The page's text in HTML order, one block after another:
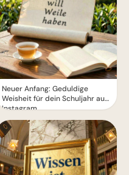
Neuer Anfang: Geduldige
Weisheit für dein Schuljahr auf
Instagram.